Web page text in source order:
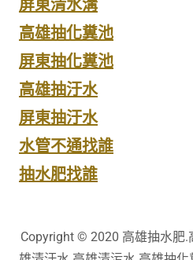
屏東清水溝
高雄抽化糞池
屏東抽化糞池
高雄抽汙水
屏東抽汙水
水管不通找誰
抽水肥找誰
Copyright © 2020 高雄抽水肥.